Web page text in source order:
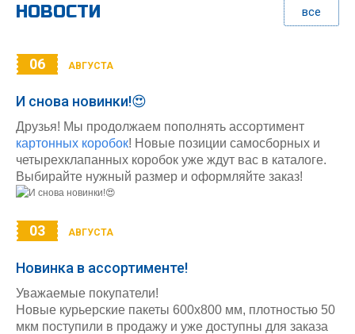
НОВОСТИ все
06 АВГУСТА
И снова новинки!😍
Друзья! Мы продолжаем пополнять ассортимент
картонных коробок! Новые позиции самосборных и
четырехклапанных коробок уже ждут вас в каталоге.
Выбирайте нужный размер и оформляйте заказ!
03 АВГУСТА
Новинка в ассортименте!
Уважаемые покупатели!
Новые курьерские пакеты 600х800 мм, плотностью 50
мкм поступили в продажу и уже доступны для заказа